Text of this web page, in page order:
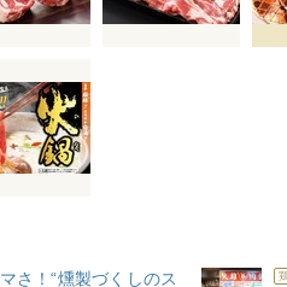
さ！“燻製づくしのス